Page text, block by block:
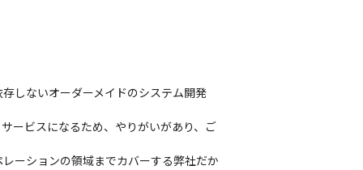
しないオーダーメイドのシステム開発
ービスになるため、やりがいがあり、ご
ーションの領域までカバーする弊社だか